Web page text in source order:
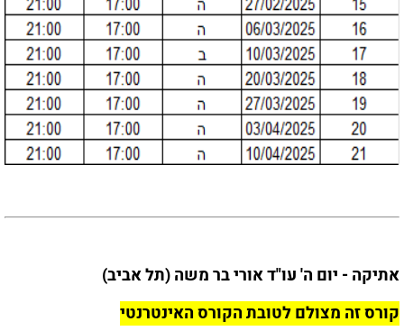
אתיקה - יום ה' עו"ד אורי בר משה (תל אביב)
קורס זה מצולם לטובת הקורס האינטרנטי